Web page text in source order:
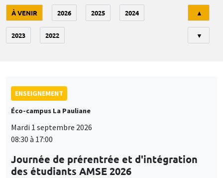
À VENIR 2026 2025 2024
2023 2022
▲
▼
ENSEIGNEMENT
Éco-campus La Pauliane
Mardi 1 septembre 2026
08:30 à 17:00
Journée de prérentrée et d'intégration
des étudiants AMSE 2026